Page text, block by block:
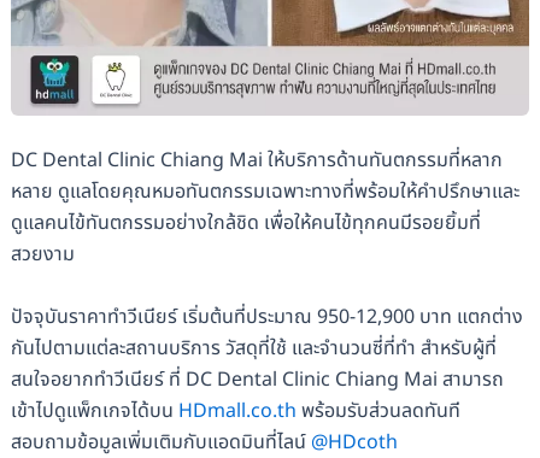
DC Dental Clinic Chiang Mai ให้บริการด้านทันตกรรมที่หลาก
หลาย ดูแลโดยคุณหมอทันตกรรมเฉพาะทางที่พร้อมให้คำปรึกษาและ
ดูแลคนไข้ทันตกรรมอย่างใกล้ชิด เพื่อให้คนไข้ทุกคนมีรอยยิ้มที่
สวยงาม
ปัจจุบันราคาทำวีเนียร์ เริ่มต้นที่ประมาณ 950-12,900 บาท แตกต่าง
กันไปตามแต่ละสถานบริการ วัสดุที่ใช้ และจำนวนซี่ที่ทำ สำหรับผู้ที่
สนใจอยากทำวีเนียร์ ที่ DC Dental Clinic Chiang Mai สามารถ
เข้าไปดูแพ็กเกจได้บน HDmall.co.th พร้อมรับส่วนลดทันที
สอบถามข้อมูลเพิ่มเติมกับแอดมินที่ไลน์ @HDcoth